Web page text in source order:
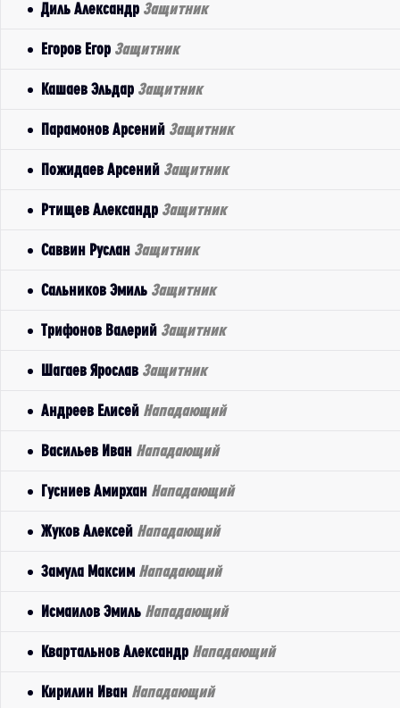
Диль Александр Защитник
Егоров Егор Защитник
Кашаев Эльдар Защитник
Парамонов Арсений Защитник
Пожидаев Арсений Защитник
Ртищев Александр Защитник
Саввин Руслан Защитник
Сальников Эмиль Защитник
Трифонов Валерий Защитник
Шагаев Ярослав Защитник
Андреев Елисей Нападающий
Васильев Иван Нападающий
Гусниев Амирхан Нападающий
Жуков Алексей Нападающий
Замула Максим Нападающий
Исмаилов Эмиль Нападающий
Квартальнов Александр Нападающий
Кирилин Иван Нападающий